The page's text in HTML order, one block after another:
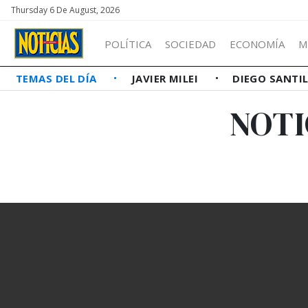
Thursday 6 De August, 2026
POLÍTICA SOCIEDAD ECONOMÍA
TEMAS DEL DÍA JAVIER MILEI DIEGO